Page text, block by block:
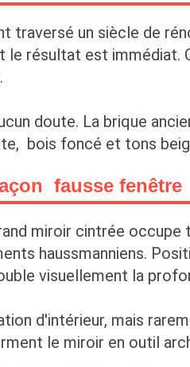
traversé un siècle de
le résultat est immédiat.
doute. La brique
bois foncé et tons
fausse fenêtre
miroir cintrée
haussmanniens.
visuellement la
d'intérieur, mais
le miroir en outil